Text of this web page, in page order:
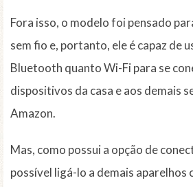
Fora isso, o modelo foi pensado
sem fio e, portanto, ele é capaz de
Bluetooth quanto Wi-Fi para se
dispositivos da casa e aos demais
Amazon.
Mas, como possui a opção de
possível ligá-lo a demais aparelhos